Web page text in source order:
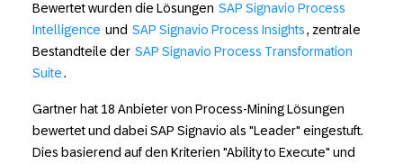
Bewertet wurden die Lösungen SAP Signavio Process
Intelligence und SAP Signavio Process Insights, zentrale
Bestandteile der SAP Signavio Process Transformation
Suite.
Gartner hat 18 Anbieter von Process-Mining Lösungen
bewertet und dabei SAP Signavio als "Leader" eingestuft.
Dies basierend auf den Kriterien "Ability to Execute" und